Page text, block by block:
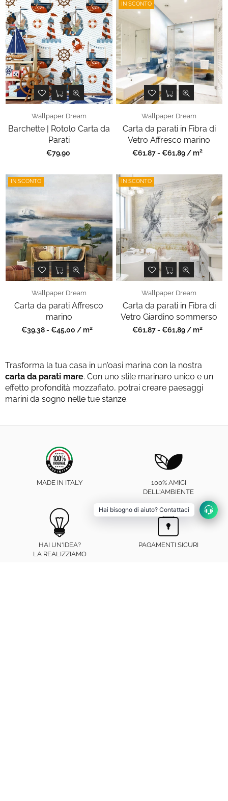
Wallpaper Dream
Barchette | Rotolo Carta da
Parati
Prezzo
€79,90
IN SCONTO
Wallpaper Dream
Carta da parati in Fibra di
Vetro Affresco marino
Prezzo
€61,87 - €61,89 / m2
IN SCONTO
Wallpaper Dream
Carta da parati Affresco
marino
Prezzo
€39,38 - €45,00 / m2
IN SCONTO
Wallpaper Dream
Carta da parati in Fibra di
Vetro Giardino sommerso
Prezzo
€61,87 - €61,89 / m2
Trasforma la tua casa in un'oasi marina con la nostra
carta da parati mare. Con uno stile marinaro unico e un
effetto profondità mozzafiato, potrai creare paesaggi
marini da sogno nelle tue stanze.
MADE IN ITALY
100% AMICI
DELL'AMBIENTE
HAI UN'IDEA?
LA REALIZZIAMO
PAGAMENTI SICURI
Hai bisogno di aiuto? Contattaci